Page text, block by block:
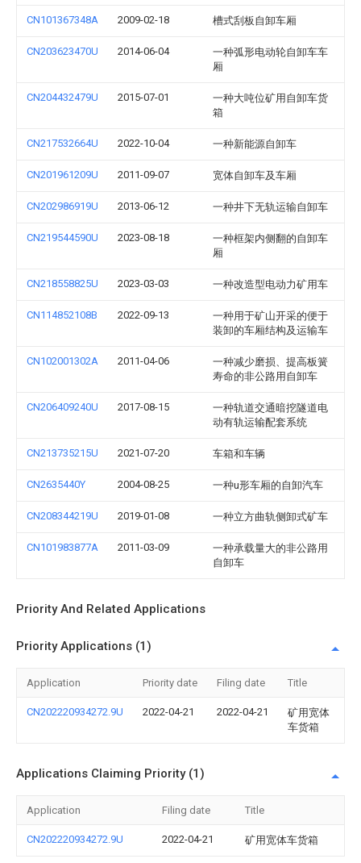
CN101367348A 2009-02-18 槽式刮板自卸车厢
CN203623470U 2014-06-04
一种弧形电动轮自卸车车
厢
CN204432479U 2015-07-01
一种大吨位矿用自卸车货
箱
CN217532664U 2022-10-04 一种新能源自卸车
CN201961209U 2011-09-07 宽体自卸车及车厢
CN202986919U 2013-06-12 一种井下无轨运输自卸车
CN219544590U 2023-08-18
一种框架内侧翻的自卸车
厢
CN218558825U 2023-03-03 一种改造型电动力矿用车
CN114852108B 2022-09-13
一种用于矿山开采的便于
装卸的车厢结构及运输车
CN102001302A 2011-04-06
一种减少磨损、提高板簧
寿命的非公路用自卸车
CN206409240U 2017-08-15
一种轨道交通暗挖隧道电
动有轨运输配套系统
CN213735215U 2021-07-20 车箱和车辆
CN2635440Y 2004-08-25 一种u形车厢的自卸汽车
CN208344219U 2019-01-08 一种立方曲轨侧卸式矿车
CN101983877A 2011-03-09
一种承载量大的非公路用
自卸车
Priority And Related Applications
Priority Applications (1)
Application Priority date Filing date Title
CN202220934272.9U 2022-04-21 2022-04-21
矿用宽体
车货箱
Applications Claiming Priority (1)
Application Filing date Title
CN202220934272.9U 2022-04-21 矿用宽体车货箱